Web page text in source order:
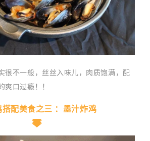
很不一般，丝丝入味儿，肉质饱满，配
爽口过瘾！！
配美食之三 ：墨汁炸鸡